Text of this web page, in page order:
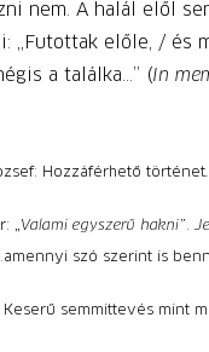
nem. A halál elől
„Futottak előle, / és
a találka...” (In
Hozzáférhető történet.
„Valami egyszerű hakni” .
szó szerint is
Keserű semmittevés mint